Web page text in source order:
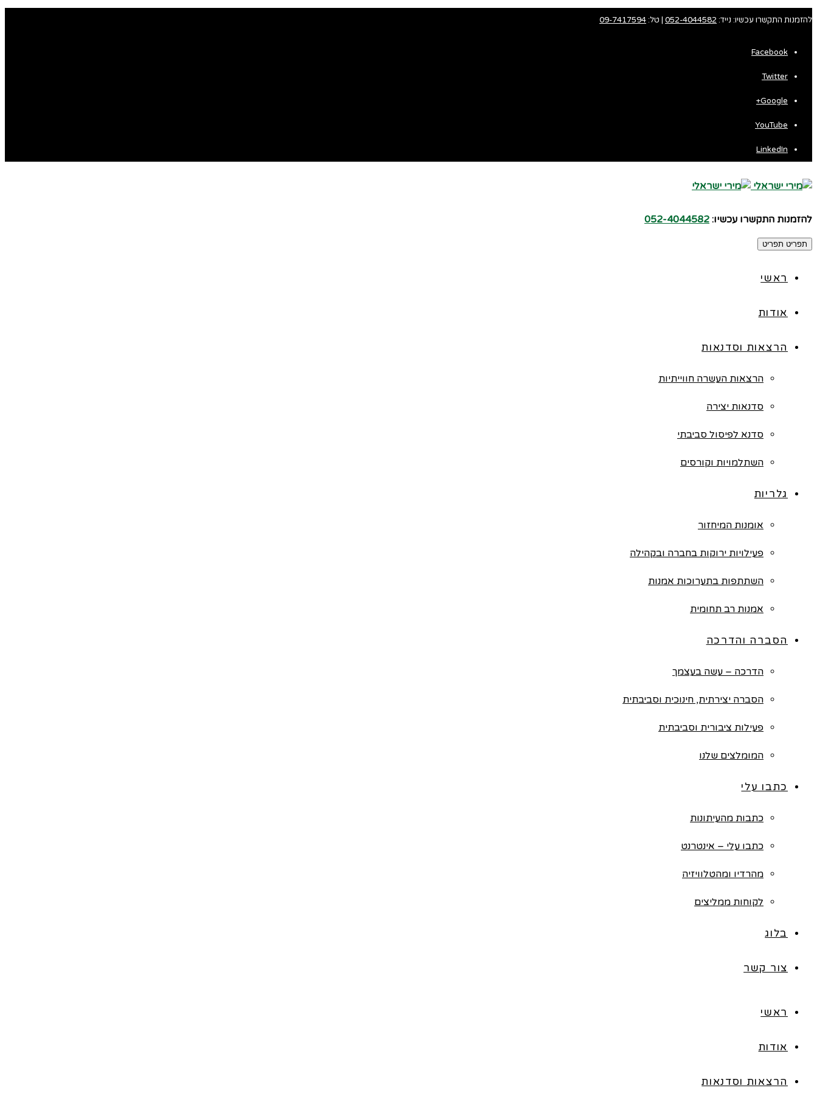
להזמנות התקשרו עכשיו: נייד: 052-4044582 | טל:09-7417594
Facebook
Twitter
Google+
YouTube
LinkedIn
להזמנות התקשרו עכשיו: 052-4044582
תפריט תפריט
ראשי
אודות
הרצאות וסדנאות
הרצאות העשרה חווייתיות
סדנאות יצירה
סדנא לפיסול סביבתי
השתלמויות וקורסים
גלריות
אומנות המיחזור
פעילויות ירוקות בחברה ובקהילה
השתתפות בתערוכות אמנות
אמנות רב תחומית
הסברה והדרכה
הדרכה – עשה בעצמך
הסברה יצירתית, חינוכית וסביבתית
פעילות ציבורית וסביבתית
המומלצים שלנו
כתבו עלי
כתבות מהעיתונות
כתבו עלי – אינטרנט
מהרדיו ומהטלוויזיה
לקוחות ממליצים
בלוג
צור קשר
ראשי
אודות
הרצאות וסדנאות